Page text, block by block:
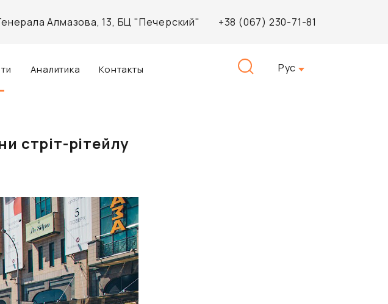
Алмазова, 13, БЦ "Печерский" +38 (067) 230-71-81
Аналитика Контакты Рус
стріт-рітейлу